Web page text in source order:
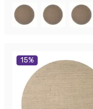
15%